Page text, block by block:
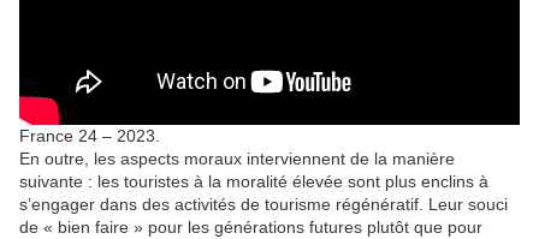
France 24 – 2023.
En outre, les aspects moraux interviennent de la manière
suivante : les touristes à la moralité élevée sont plus enclins à
s’engager dans des activités de tourisme régénératif. Leur souci
de « bien faire » pour les générations futures plutôt que pour